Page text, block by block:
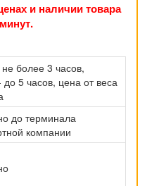
и наличии товара
более 3 часов,
до 5 часов, цена от веса
до терминала
компании